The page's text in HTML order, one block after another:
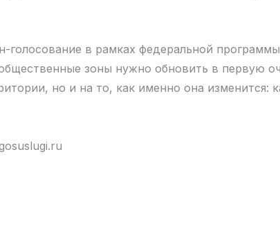
голосование в рамках федеральной
зоны нужно обновить в первую
но и на то, как именно она изменится: